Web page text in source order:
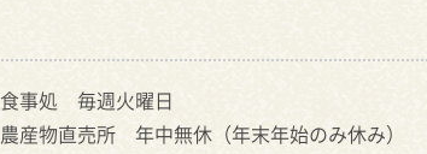
食事処 毎週火曜日
農産物直売所 年中無休（年末年始のみ休み）